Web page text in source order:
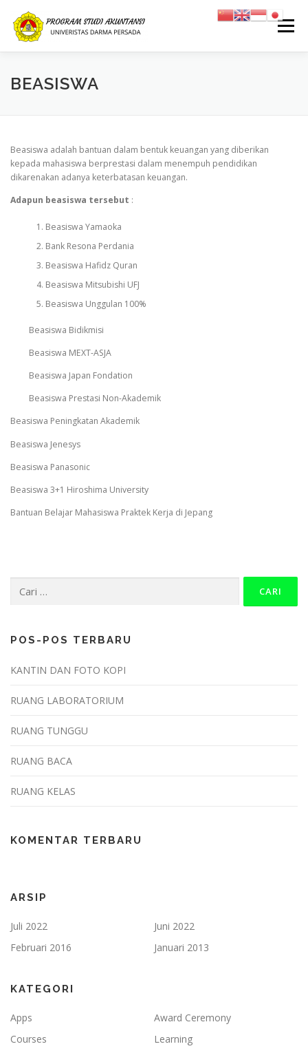
konten
Menu
BERANDA TENTANG KAMI
BEASISWA
Beasiswa adalah bantuan dalam bentuk keuangan yang diberikan
kepada mahasiswa berprestasi dalam menempuh pendidikan
dikarenakan adanya keterbatasan keuangan.
Adapun beasiswa tersebut :
Beasiswa Yamaoka
Bank Resona Perdania
Beasiswa Hafidz Quran
Beasiswa Mitsubishi UFJ
Beasiswa Unggulan 100%
Beasiswa Bidikmisi
Beasiswa MEXT-ASJA
Beasiswa Japan Fondation
Beasiswa Prestasi Non-Akademik
Beasiswa Peningkatan Akademik
Beasiswa Jenesys
Beasiswa Panasonic
Beasiswa 3+1 Hiroshima University
Bantuan Belajar Mahasiswa Praktek Kerja di Jepang
untuk:
POS-POS TERBARU
KANTIN DAN FOTO KOPI
RUANG LABORATORIUM
RUANG TUNGGU
RUANG BACA
RUANG KELAS
KOMENTAR TERBARU
ARSIP
Juli 2022
Juni 2022
Februari 2016
Januari 2013
KATEGORI
Apps
Award Ceremony
Courses
Learning